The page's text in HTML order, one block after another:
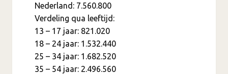
Nederland: 7.560.800
Verdeling qua leeftijd:
13 – 17 jaar: 821.020
18 – 24 jaar: 1.532.440
25 – 34 jaar: 1.682.520
35 – 54 jaar: 2.496.560